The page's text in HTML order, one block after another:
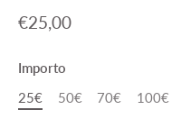
€25,00
Importo
25€
50€ 70€ 100€